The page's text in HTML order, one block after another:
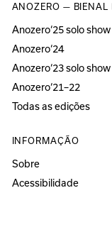
ANOZERO — BIENAL
Anozero‘25 solo show
Anozero‘24
Anozero‘23 solo show
Anozero‘21–22
Todas as edições
INFORMAÇÃO
Sobre
Acessibilidade